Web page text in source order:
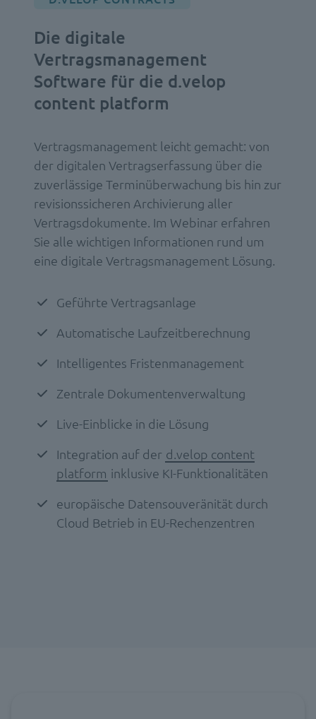
Die digitale
Vertragsmanagement
Software für die d.velop
content platform
Vertragsmanagement leicht gemacht: von
der digitalen Vertragserfassung über die
zuverlässige Terminüberwachung bis hin zur
revisionssicheren Archivierung aller
Vertragsdokumente. Im Webinar erfahren
Sie alle wichtigen Informationen rund um
eine digitale Vertragsmanagement Lösung.
Geführte Vertragsanlage
Automatische Laufzeitberechnung
Intelligentes Fristenmanagement
Zentrale Dokumentenverwaltung
Live-Einblicke in die Lösung
Integration auf der d.velop content
platform inklusive KI-Funktionalitäten
europäische Datensouveränität durch
Cloud Betrieb in EU-Rechenzentren